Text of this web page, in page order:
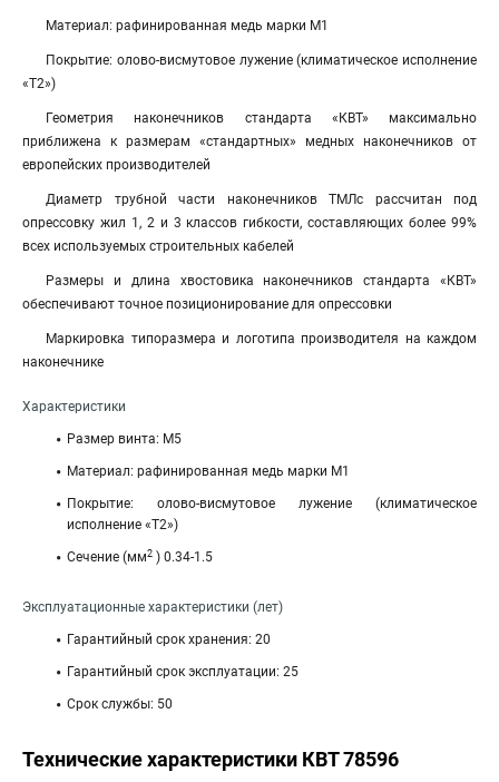
Материал: рафинированная медь марки М1
Покрытие: олово-висмутовое лужение (климатическое исполнение
«Т2»)
Геометрия наконечников стандарта «КВТ» максимально
приближена к размерам «стандартных» медных наконечников от
европейских производителей
Диаметр трубной части наконечников ТМЛс рассчитан под
опрессовку жил 1, 2 и 3 классов гибкости, составляющих более 99%
всех используемых строительных кабелей
Размеры и длина хвостовика наконечников стандарта «КВТ»
обеспечивают точное позиционирование для опрессовки
Маркировка типоразмера и логотипа производителя на каждом
наконечнике
Характеристики
Размер винта: М5
Материал: рафинированная медь марки М1
Покрытие: олово-висмутовое лужение (климатическое
исполнение «Т2»)
Сечение (мм2 ) 0.34-1.5
Эксплуатационные характеристики (лет)
Гарантийный срок хранения: 20
Гарантийный срок эксплуатации: 25
Срок службы: 50
Технические характеристики КВТ 78596